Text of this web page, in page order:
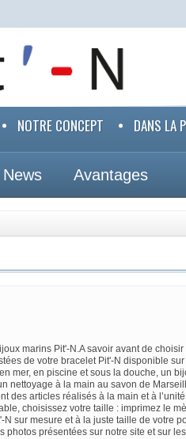
NOTRE CONCEPT DANS LA
News Avantages
marins Pit'-N.A savoir avant de
de votre bracelet Pit'-N disponible
mer, en piscine et sous la douche, un
nettoyage à la main au savon de
des articles réalisés à la main et à
choisissez votre taille : imprimez le
sur mesure et à la juste taille de votre
présentées sur notre site et sur